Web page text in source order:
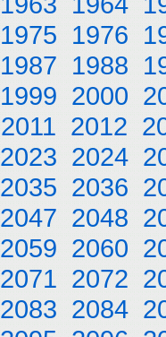
1975 1976
1987 1988
1999 2000
2011 2012
2023 2024
2035 2036
2047 2048
2059 2060
2071 2072
2083 2084